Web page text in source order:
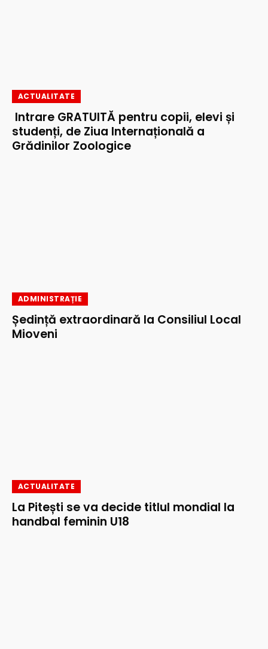
ACTUALITATE
Intrare GRATUITĂ pentru copii, elevi și
studenți, de Ziua Internațională a
Grădinilor Zoologice
ADMINISTRAȚIE
Ședință extraordinară la Consiliul Local
Mioveni
ACTUALITATE
La Pitești se va decide titlul mondial la
handbal feminin U18